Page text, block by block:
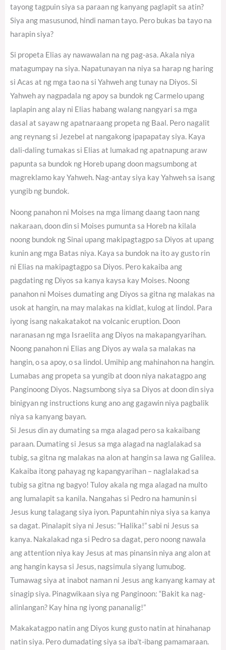
tayong tagpuin siya sa paraan ng kanyang paglapit sa atin?
Siya ang masusunod, hindi naman tayo. Pero bukas ba tayo na
harapin siya?
Si propeta Elias ay nawawalan na ng pag-asa. Akala niya
matagumpay na siya. Napatunayan na niya sa harap ng haring
si Acas at ng mga tao na si Yahweh ang tunay na Diyos. Si
Yahweh ay nagpadala ng apoy sa bundok ng Carmelo upang
laplapin ang alay ni Elias habang walang nangyari sa mga
dasal at sayaw ng apatnaraang propeta ng Baal. Pero nagalit
ang reynang si Jezebel at nangakong ipapapatay siya. Kaya
dali-daling tumakas si Elias at lumakad ng apatnapung araw
papunta sa bundok ng Horeb upang doon magsumbong at
magreklamo kay Yahweh. Nag-antay siya kay Yahweh sa isang
yungib ng bundok.
Noong panahon ni Moises na mga limang daang taon nang
nakaraan, doon din si Moises pumunta sa Horeb na kilala
noong bundok ng Sinai upang makipagtagpo sa Diyos at upang
kunin ang mga Batas niya. Kaya sa bundok na ito ay gusto rin
ni Elias na makipagtagpo sa Diyos. Pero kakaiba ang
pagdating ng Diyos sa kanya kaysa kay Moises. Noong
panahon ni Moises dumating ang Diyos sa gitna ng malakas na
usok at hangin, na may malakas na kidlat, kulog at lindol. Para
iyong isang nakakatakot na volcanic eruption. Doon
naranasan ng mga Israelita ang Diyos na makapangyarihan.
Noong panahon ni Elias ang Diyos ay wala sa malakas na
hangin, o sa apoy, o sa lindol. Umihip ang mahinahon na hangin.
Lumabas ang propeta sa yungib at doon niya nakatagpo ang
Panginoong Diyos. Nagsumbong siya sa Diyos at doon din siya
binigyan ng instructions kung ano ang gagawin niya pagbalik
niya sa kanyang bayan.
Si Jesus din ay dumating sa mga alagad pero sa kakaibang
paraan. Dumating si Jesus sa mga alagad na naglalakad sa
tubig, sa gitna ng malakas na alon at hangin sa lawa ng Galilea.
Kakaiba itong pahayag ng kapangyarihan – naglalakad sa
tubig sa gitna ng bagyo! Tuloy akala ng mga alagad na multo
ang lumalapit sa kanila. Nangahas si Pedro na hamunin si
Jesus kung talagang siya iyon. Papuntahin niya siya sa kanya
sa dagat. Pinalapit siya ni Jesus: “Halika!” sabi ni Jesus sa
kanya. Nakalakad nga si Pedro sa dagat, pero noong nawala
ang attention niya kay Jesus at mas pinansin niya ang alon at
ang hangin kaysa si Jesus, nagsimula siyang lumubog.
Tumawag siya at inabot naman ni Jesus ang kanyang kamay at
sinagip siya. Pinagwikaan siya ng Panginoon: “Bakit ka nag-
alinlangan? Kay hina ng iyong pananalig!”
Makakatagpo natin ang Diyos kung gusto natin at hinahanap
natin siya. Pero dumadating siya sa iba’t-ibang pamamaraan.